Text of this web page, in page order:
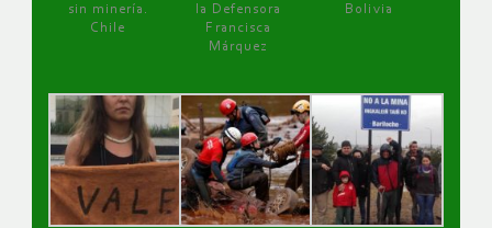
sin minería.
Chile
la Defensora
Francisca
Márquez
Bolivia